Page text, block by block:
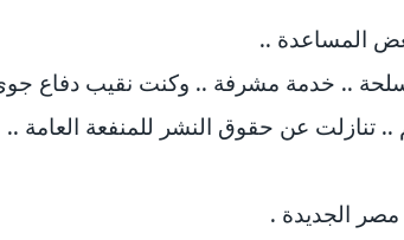
المساعدة ..
في القوات المسلحة .. خدمة مشرفة .. وكنت نقيب
عن حقوق النشر للمنفعة العامة
الجديدة .